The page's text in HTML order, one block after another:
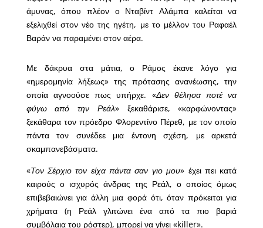
άμυνας, όπου πλέον ο Νταβίντ Αλάμπα καλείται να
εξελιχθεί στον νέο της ηγέτη, με το μέλλον του Ραφαέλ
Βαράν να παραμένει στον αέρα.
Με δάκρυα στα μάτια, ο Ράμος έκανε λόγο για
«ημερομηνία λήξεως» της πρότασης ανανέωσης, την
οποία αγνοούσε πως υπήρχε. «Δεν θέλησα ποτέ να
φύγω από την Ρεάλ» ξεκαθάρισε, «καρφώνοντας»
ξεκάθαρα τον πρόεδρο Φλορεντίνο Πέρεθ, με τον οποίο
πάντα τον συνέδεε μια έντονη σχέση, με αρκετά
σκαμπανεβάσματα.
«Τον Σέρχιο τον είχα πάντα σαν γιο μου» έχει πει κατά
καιρούς ο ισχυρός άνδρας της Ρεάλ, ο οποίος όμως
επιβεβαιώνει για άλλη μια φορά ότι, όταν πρόκειται για
χρήματα (η Ρεάλ γλιτώνει ένα από τα πιο βαριά
συμβόλαια του ρόστερ), μπορεί να γίνει «killer».